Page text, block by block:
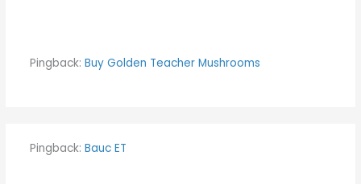
Pingback: Buy Golden Teacher Mushrooms
Pingback: Bauc ET